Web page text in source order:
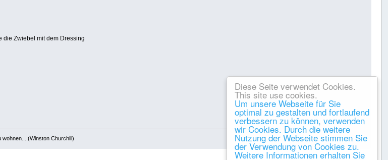
Diese Seite verwendet Cookies.
This site use cookies.
Um unsere Webseite für Sie
optimal zu gestalten und fortlaufend
verbessern zu können, verwenden
wir Cookies. Durch die weitere
Nutzung der Webseite stimmen Sie
der Verwendung von Cookies zu.
Weitere Informationen erhalten Sie
die Zwiebel mit dem Dressing
Gespeichert
wohnen... (Winston Churchill)
DRUCKEN